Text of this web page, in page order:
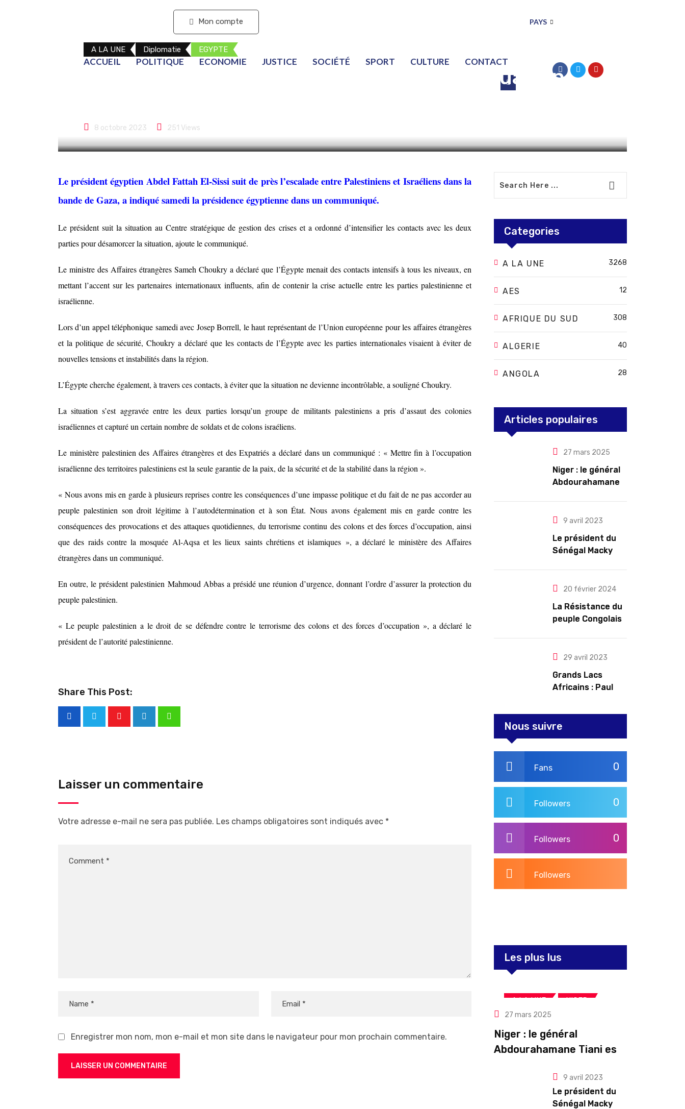
Mon compte PAYS
ACCUEIL POLITIQUE ECONOMIE JUSTICE SOCIÉTÉ SPORT CULTURE CONTACT
A LA UNE Diplomatie EGYPTE
L’Égypte fortement préoccupée par la situation
8 octobre 2023 251 Views
Le président égyptien Abdel Fattah El-Sissi suit de près l’escalade entre Palestiniens et Israéliens dans la
bande de Gaza, a indiqué samedi la présidence égyptienne dans un communiqué.
Le président suit la situation au Centre stratégique de gestion des crises et a ordonné d’intensifier les contacts avec les deux
parties pour désamorcer la situation, ajoute le communiqué.
Le ministre des Affaires étrangères Sameh Choukry a déclaré que l’Égypte menait des contacts intensifs à tous les niveaux, en
mettant l’accent sur les partenaires internationaux influents, afin de contenir la crise actuelle entre les parties palestinienne et
israélienne.
Lors d’un appel téléphonique samedi avec Josep Borrell, le haut représentant de l’Union européenne pour les affaires étrangères
et la politique de sécurité, Choukry a déclaré que les contacts de l’Égypte avec les parties internationales visaient à éviter de
nouvelles tensions et instabilités dans la région.
L’Égypte cherche également, à travers ces contacts, à éviter que la situation ne devienne incontrôlable, a souligné Choukry.
La situation s’est aggravée entre les deux parties lorsqu’un groupe de militants palestiniens a pris d’assaut des colonies
israéliennes et capturé un certain nombre de soldats et de colons israéliens.
Le ministère palestinien des Affaires étrangères et des Expatriés a déclaré dans un communiqué : « Mettre fin à l’occupation
israélienne des territoires palestiniens est la seule garantie de la paix, de la sécurité et de la stabilité dans la région ».
« Nous avons mis en garde à plusieurs reprises contre les conséquences d’une impasse politique et du fait de ne pas accorder au
peuple palestinien son droit légitime à l’autodétermination et à son État. Nous avons également mis en garde contre les
conséquences des provocations et des attaques quotidiennes, du terrorisme continu des colons et des forces d’occupation, ainsi
que des raids contre la mosquée Al-Aqsa et les lieux saints chrétiens et islamiques », a déclaré le ministère des Affaires
étrangères dans un communiqué.
En outre, le président palestinien Mahmoud Abbas a présidé une réunion d’urgence, donnant l’ordre d’assurer la protection du
peuple palestinien.
« Le peuple palestinien a le droit de se défendre contre le terrorisme des colons et des forces d’occupation », a déclaré le
président de l’autorité palestinienne.
Share This Post:
Laisser un commentaire
Votre adresse e-mail ne sera pas publiée. Les champs obligatoires sont indiqués avec *
Enregistrer mon nom, mon e-mail et mon site dans le navigateur pour mon prochain commentaire.
Categories
A LA UNE 3268
AES 12
AFRIQUE DU SUD 308
ALGERIE 40
ANGOLA 28
Articles populaires
27 mars 2025
Niger : le général
Abdourahamane
investi président
renouvelables
9 avril 2023
Le président du
Sénégal Macky
l’arrêt des
20 février 2024
La Résistance du
peuple Congolais
par le Rwanda
29 avril 2023
Grands Lacs
Africains : Paul
redorer le blason
Nous suivre
0
Fans
0
Followers
0
Followers
Followers
Les plus lus
A LA UNE NIGER
Politique
27 mars 2025
Niger : le général
Abdourahamane Tiani est
président pour cinq ans
renouvelables
9 avril 2023
Le président du
Sénégal Macky